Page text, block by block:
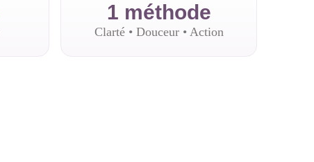
1 méthode
Clarté • Douceur • Action